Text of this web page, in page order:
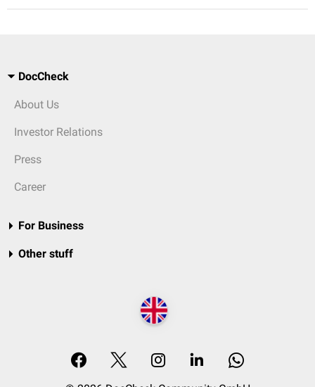
DocCheck
About Us
Investor Relations
Press
Career
For Business
Other stuff